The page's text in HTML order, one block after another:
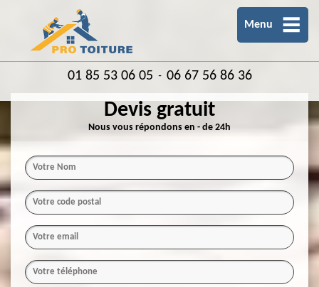
Menu
01 85 53 06 05 - 06 67 56 86 36
Devis gratuit
Nous vous répondons en - de 24h